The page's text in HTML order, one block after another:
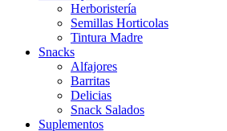
Herboristería
Semillas Horticolas
Tintura Madre
Snacks
Alfajores
Barritas
Delicias
Snack Salados
Suplementos